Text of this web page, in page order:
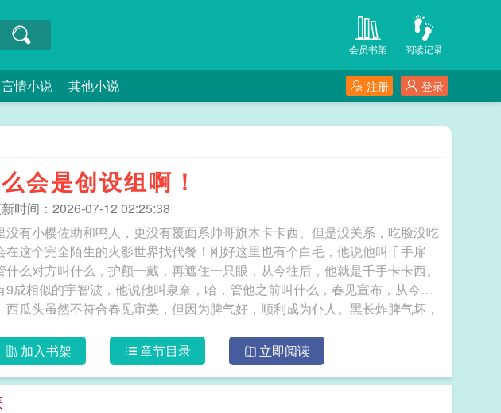
阅读记录
会员书架
言情小说 其他小说 登录
注册
会是创设组啊！
时间：2026-07-12 02:25:38
没有小樱佐助和鸣人，更没有覆面系帅哥旗木卡卡西。但是没关系，吃脸没吃
在这个完全陌生的火影世界找代餐！刚好这里也有个白毛，他说他叫千手扉
么对方叫什么，护额一戴，再遮住一只眼，从今往后，他就是千手卡卡西。
9成相似的宇智波，他说他叫泉奈，哈，管他之前叫什么，春见宣布，从今往
西瓜头虽然不符合春见审美，但因为脾气好，顺利成为仆人。黑长炸脾气坏，
补完了。看着屏幕里初代目火影千手柱间、二代目火影千手扉间，春见开始感
、化身世界boss的黑长炸宇智波斑时，春见整个人都陷入了沉思。。 我的仆
加入书架 章节目录 立即阅读